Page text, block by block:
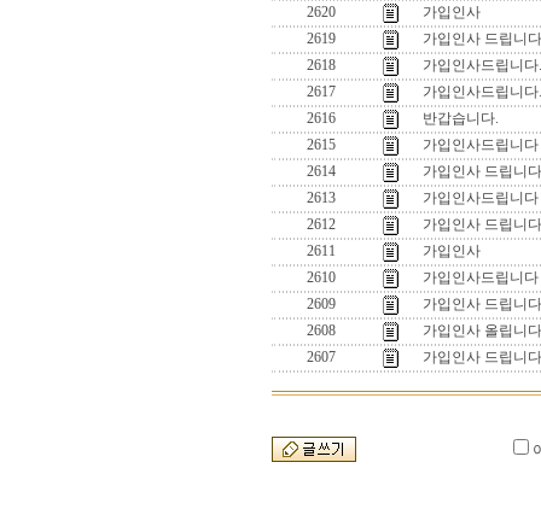
2620
가입인사
2619
가입인사 드립니
2618
가입인사드립니다.
2617
가입인사드립니다.
2616
반갑습니다.
2615
가입인사드립니다
2614
가입인사 드립니다
2613
가입인사드립니다
2612
가입인사 드립니
2611
가입인사
2610
가입인사드립니다
2609
가입인사 드립니다
2608
가입인사 올립니
2607
가입인사 드립니